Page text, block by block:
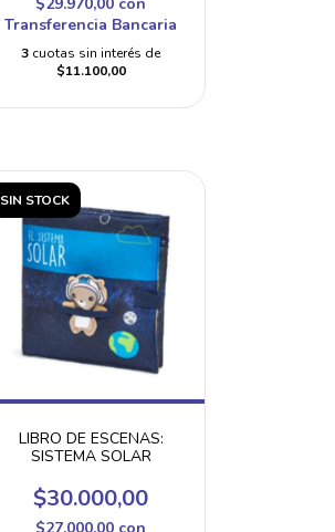
Transferencia Bancaria
3 cuotas sin interés de
$11.100,00
SIN STOCK
LIBRO DE ESCENAS:
SISTEMA SOLAR
$30.000,00
$27.000,00 con